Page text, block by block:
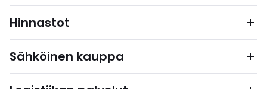
Hinnastot
Sähköinen kauppa